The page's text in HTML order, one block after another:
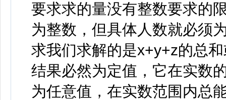
要求求的量没有整数要求的
为整数，但具体人数就必须
求我们求解的是x+y+z的总
结果必然为定值，它在实数
为任意值，在实数范围内总